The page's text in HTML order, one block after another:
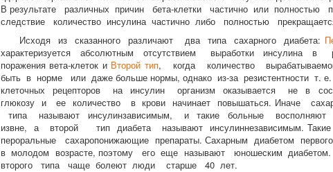
В результате различных причин бета-клетки частично или полностью
следствие количество инсулина частично либо полностью
Исходя из сказанного различают два типа сахарного диабета:
характеризуется абсолютным отсутствием выработки инсулина в
поражения вета-клеток и Второй тип, когда количество
быть в норме или даже больше нормы, однако из-за резистентности т. е.
клеточных рецепторов на инсулин организм оказывается не в
глюкозу и ее количество в крови начинает повышаться. Иначе
типа называют инсулинзависимым, и такие больные восполняют
извне, а второй тип диабета называют инсулиннезависимым.
пероральные сахаропонижающие препараты. Сахарным диабетом
в молодом возрасте, поэтому его еще называют юношеским
второго типа чаще болеют люди старше 40 лет.